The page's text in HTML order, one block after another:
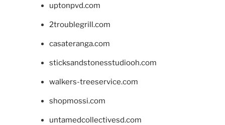
uptonpvd.com
2troublegrill.com
casateranga.com
sticksandstonesstudiooh.com
walkers-treeservice.com
shopmossi.com
untamedcollectivesd.com